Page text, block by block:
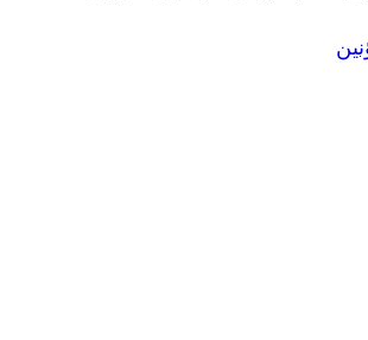
ساواکي ألؤنم ایراني‌ستیزه.
عینک دۊدي بزنه أمه این-